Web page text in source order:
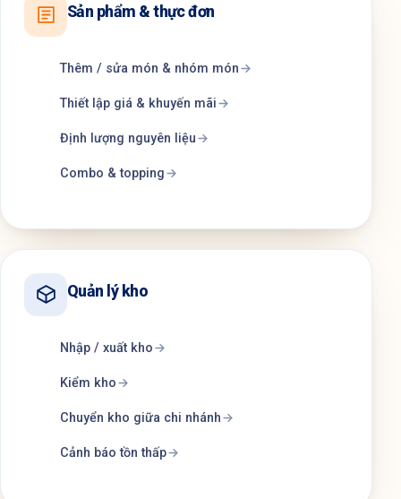
Sản phẩm & thực đơn
Thêm / sửa món & nhóm món
Thiết lập giá & khuyến mãi
Định lượng nguyên liệu
Combo & topping
Quản lý kho
Nhập / xuất kho
Kiểm kho
Chuyển kho giữa chi nhánh
Cảnh báo tồn thấp